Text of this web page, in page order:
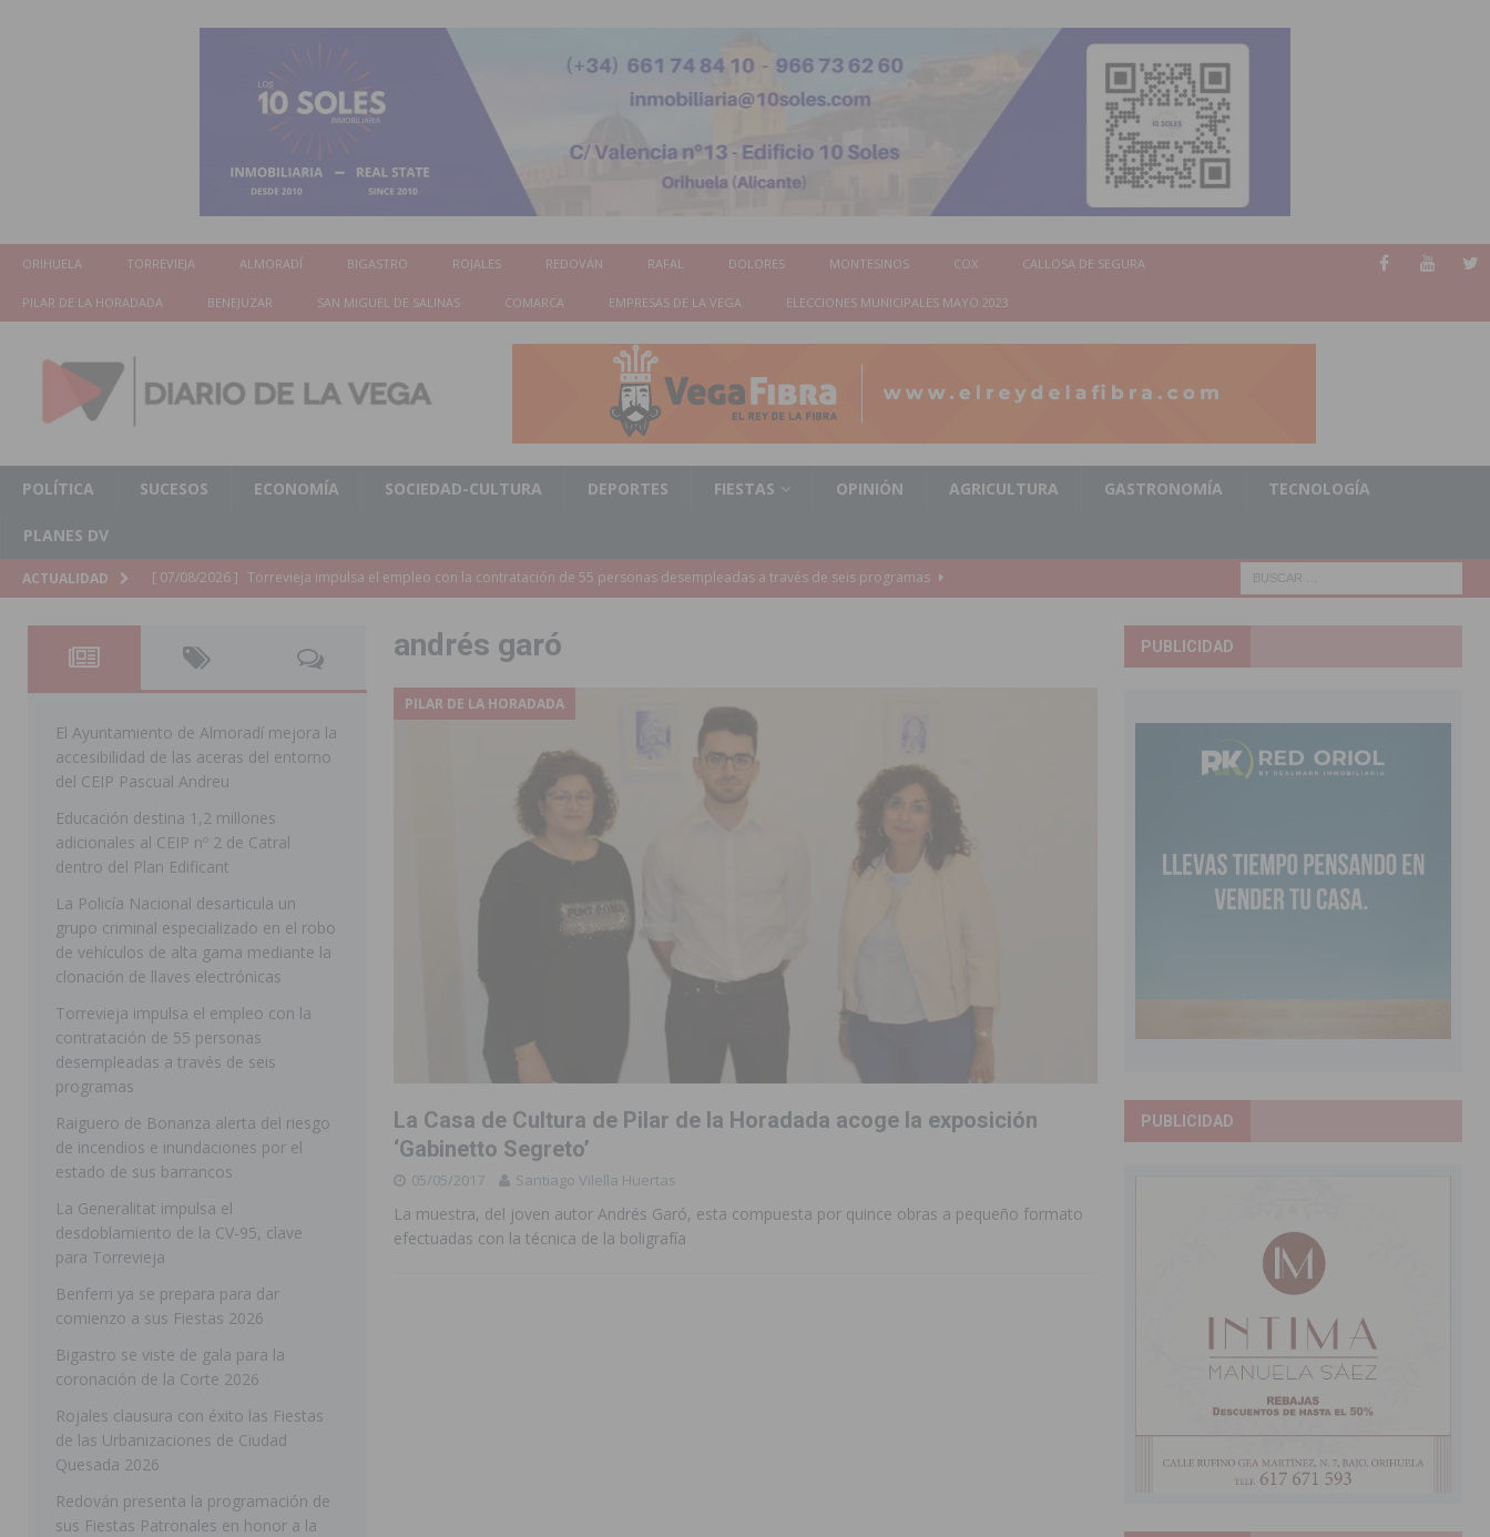
ORIHUELA TORREVIEJA ALMORADÍ BIGASTRO ROJALES REDOVÁN RAFAL DOLORES MONTESINOS COX CALLOSA DE SEGURA
PILAR DE LA HORADADA BENEJUZAR SAN MIGUEL DE SALINAS COMARCA EMPRESAS DE LA VEGA ELECCIONES MUNICIPALES MAYO 2023
POLÍTICA SUCESOS ECONOMÍA SOCIEDAD-CULTURA DEPORTES FIESTAS OPINIÓN AGRICULTURA GASTRONOMÍA TECNOLOGÍA
PLANES DV
ACTUALIDAD [ 07/08/2026 ] Raiguero de Bonanza alerta del riesgo de incendios e inundaciones por el estado de sus barrancos
[ 07/08/2026 ]
La Generalitat impulsa el desdoblamiento de la CV-95, clave para Torrevieja
[ 07/08/2026 ] Benferri ya se prepara para dar comienzo a sus Fiestas 2026
[ 07/08/2026 ] Bigastro se viste de gala para la coronación de la Corte 2026
BIGASTRO
[ 07/08/2026 ] Rojales clausura con éxito las Fiestas de las Urbanizaciones de Ciudad Quesada 2026
Redován presenta la programación de sus Fiestas Patronales en honor a la Virgen de la Salud y San Miguel
Arcángel
REDOVÁN
[ 06/08/2026 ]
El PSOE denuncia una nueva prórroga de la ORA en Orihuela ‘sin mejoras ni bonificaciones’
ORIHUELA
La Diputación destina dos millones de euros a la prevención de incendios en los municipios alicantinos, entre
ellos varios de la Vega Baja
Vegavacaciones 2026 amplía su programación con actividades abiertas a la comunidad en San Miguel de Salinas
SAN MIGUEL DE SALINAS
[ 06/08/2026 ] La Diputación de Alicante inyectará más de 737.000 euros en Pilar de la Horadada
PILAR DE LA HORADADA
Patronales 2026
SAN MIGUEL DE SALINAS
[ 07/08/2026 ]
El Ayuntamiento de Almoradí mejora la accesibilidad de las aceras del entorno del CEIP Pascual Andreu
ALMORADÍ
[ 07/08/2026 ]
[ 07/08/2026 ] La Policía Nacional desarticula un grupo criminal especializado en el robo de vehículos de alta gama mediante la
[ 07/08/2026 ]
TORREVIEJA
andrés garó
PILAR DE LA HORADADA
La Casa de Cultura de Pilar de la Horadada acoge la exposición
‘Gabinetto Segreto’
05/05/2017 Santiago Vilella Huertas
La muestra, del joven autor Andrés Garó, esta compuesta por quince obras a pequeño formato
efectuadas con la técnica de la boligrafía
El Ayuntamiento de Almoradí mejora la
accesibilidad de las aceras del entorno
del CEIP Pascual Andreu
Educación destina 1,2 millones
adicionales al CEIP nº 2 de Catral
dentro del Plan Edificant
La Policía Nacional desarticula un
grupo criminal especializado en el robo
de vehículos de alta gama mediante la
clonación de llaves electrónicas
Torrevieja impulsa el empleo con la
contratación de 55 personas
desempleadas a través de seis
programas
Raiguero de Bonanza alerta del riesgo
de incendios e inundaciones por el
estado de sus barrancos
La Generalitat impulsa el
desdoblamiento de la CV-95, clave
para Torrevieja
Benferri ya se prepara para dar
comienzo a sus Fiestas 2026
Bigastro se viste de gala para la
coronación de la Corte 2026
Rojales clausura con éxito las Fiestas
de las Urbanizaciones de Ciudad
Quesada 2026
Redován presenta la programación de
sus Fiestas Patronales en honor a la
PUBLICIDAD
PUBLICIDAD